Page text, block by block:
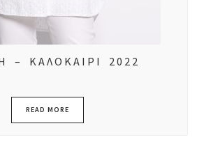
– ΚΑΛΟΚΑΙΡΙ 2022
READ MORE